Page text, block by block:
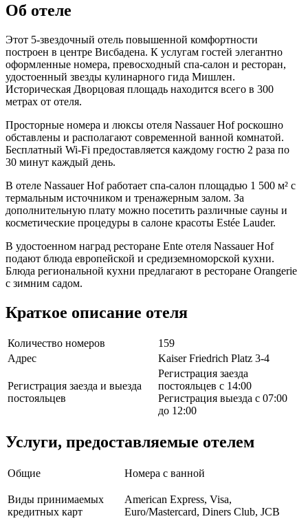
Об отеле
Этот 5-звездочный отель повышенной комфортности
построен в центре Висбадена. К услугам гостей элегантно
оформленные номера, превосходный спа-салон и ресторан,
удостоенный звезды кулинарного гида Мишлен.
Историческая Дворцовая площадь находится всего в 300
метрах от отеля.
Просторные номера и люксы отеля Nassauer Hof роскошно
обставлены и располагают современной ванной комнатой.
Бесплатный Wi-Fi предоставляется каждому гостю 2 раза по
30 минут каждый день.
В отеле Nassauer Hof работает спа-салон площадью 1 500 м² с
термальным источником и тренажерным залом. За
дополнительную плату можно посетить различные сауны и
косметические процедуры в салоне красоты Estée Lauder.
В удостоенном наград ресторане Ente отеля Nassauer Hof
подают блюда европейской и средиземноморской кухни.
Блюда региональной кухни предлагают в ресторане Orangerie
с зимним садом.
Краткое описание отеля
Количество номеров
159
Адрес
Kaiser Friedrich Platz 3-4
Регистрация заезда и выезда
постояльцев
Регистрация заезда
постояльцев с 14:00
Регистрация выезда с 07:00
до 12:00
Услуги, предоставляемые отелем
Общие Номера с ванной
Виды принимаемых
кредитных карт
American Express, Visa,
Euro/Mastercard, Diners Club, JCB